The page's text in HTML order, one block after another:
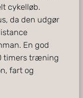
cykelløb.
da den udgør
En god
timers træning
fart og